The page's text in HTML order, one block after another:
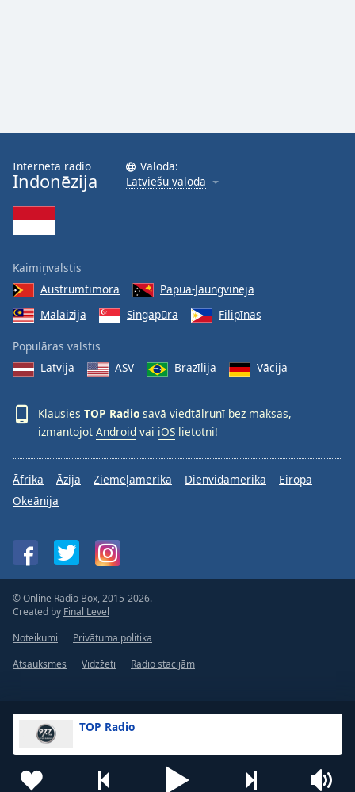
TOP Radio
Interneta radio
Indonēzija
Valoda:
Latviešu valoda
Kaimiņvalstis
Austrumtimora
Papua-Jaungvineja
Malaizija
Singapūra Filipīnas
Populāras valstis
Latvija
ASV Brazīlija Vācija
Klausies TOP Radio savā viedtālrunī bez maksas,
izmantojot Android vai iOS lietotni!
Āfrika Āzija Ziemeļamerika Dienvidamerika
Eiropa
Okeānija
© Online Radio Box, 2015-2026.
Created by Final Level
Noteikumi
Privātuma politika
Atsauksmes
Vidzžeti Radio stacijām